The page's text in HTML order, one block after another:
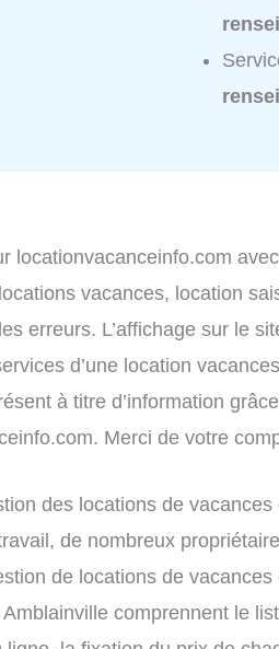
locationvacanceinfo.com
vacances, location
erreurs. L’affichage sur le
d’une location
à titre d’information
Merci de votre
des locations de
de nombreux
de locations de
comprennent le